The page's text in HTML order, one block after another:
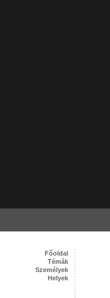
Főoldal
Témák
Személyek
Helyek